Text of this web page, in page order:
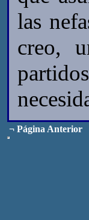
las
creo,
¬ Página Anterior